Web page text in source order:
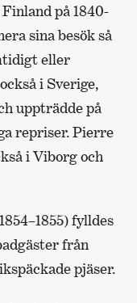
på 1840-
sina besök så
eller
i Sverige,
uppträdde på
repriser. Pierre
i Viborg och
fylldes
från
pjäser.